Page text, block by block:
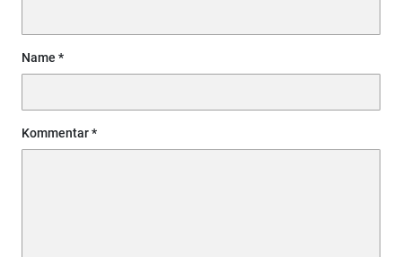
Name
Kommentar